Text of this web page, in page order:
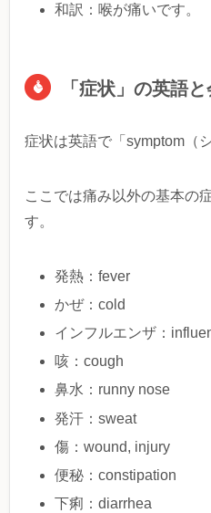
和訳：喉が痛いです。
「症状」の英語
症状は英語で「symptom（
ここでは痛み以外の基本の
す。
発熱：fever
かぜ：cold
インフルエンザ：
咳：cough
鼻水：runny nose
発汗：sweat
傷：wound, injury
便秘：constipation
下痢：diarrhea